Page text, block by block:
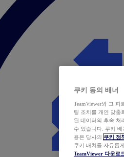
쿠키 동의 배너
TeamViewer와 그
팅 조치를 개인 맞춤
된 데이터의 후속 처
수 있습니다. 쿠키
용은 당사의 쿠키 정
쿠키 배치를 자유롭
TeamViewer 다운로